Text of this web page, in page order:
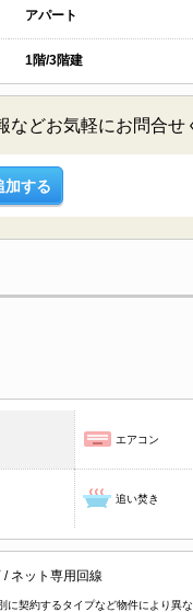
アパート
1階/3階建
どお気軽にお問合せ
加する
エアコン
追い焚き
/ ネット専用回線
契約するタイプなど物件により異